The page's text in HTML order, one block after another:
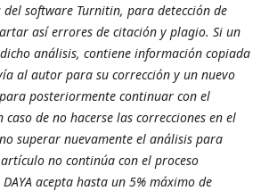
software Turnitin, para detección de
así errores de citación y plagio. Si un
análisis, contiene información copiada
al autor para su corrección y un nuevo
posteriormente continuar con el
de no hacerse las correcciones en el
superar nuevamente el análisis para
no continúa con el proceso
acepta hasta un 5% máximo de